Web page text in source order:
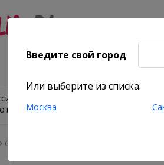
Ортезы и
бандажи на
Ортопедические подушки и матрасы
Введите свой город
Или выберите из списка:
Москва